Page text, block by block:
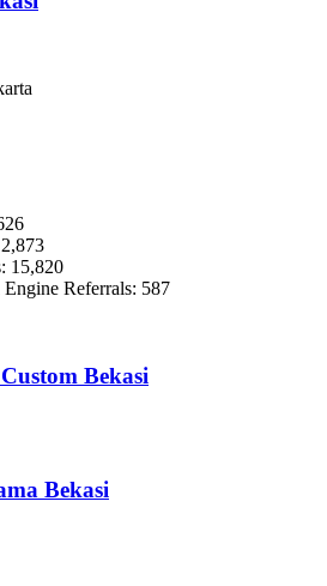
2,873
15,820
Referrals: 587
Bekasi
Bekasi